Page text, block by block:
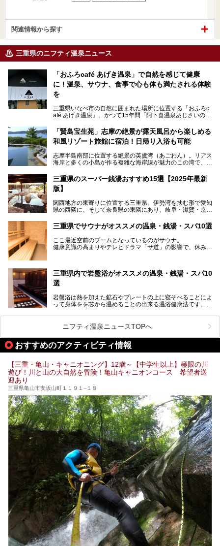
関連情報から探す
三重県のニフティ温泉ニュース
「おふろcafé あげき温泉」で自然を感じて健康
に！温泉、サウナ、食事で心も体も満たされる体験
を
三重県いなべ市の自然に囲まれた場所に位置する「おふろc
afé あげき温泉」。かつて15年間「阿下喜温泉あじさいの
泊が楽しめる施設として2024年4月に新しく生まれ変わりま
した！
ていた施設……。今回は、地元の方から観光客まで楽しめる
「おふろcafé あげき温泉」をじっくりご紹介していきま
「賢島宝生苑」志摩の絶景が露天風呂から楽しめる
和風リゾート旅館に宿泊！日帰り入浴も可能
志摩半島南部に位置する絶景の英虞湾（あごわん）。リアス
海岸と多くの小島が作る複雑な海岸線が魅力のこの湾で、最
らも英虞湾が一望できる人気の旅館「賢島宝生苑（かしこじ
まほうじょうえん）」をご紹介します。日帰り入浴もできま
すよ！
───
提供元：賢島宝生苑【PR】
三重県のスーパー銭湯おすすめ15選【2025年最新
版】
関西地方の東寄りに位置する三重県。伊勢湾を挟む形で愛知
県の西隣に、そして奈良県の東隣にあり、岐阜・滋賀・京
伊勢神宮を擁する伊勢志摩や、世界遺産に登録された熊野古
道をはじめ、鳥羽水族館、忍者の里・伊賀、鈴鹿サーキッ
ト、松坂牛に伊勢海老……と、観光＆グルメの宝庫です。
東からも西からも訪れやすい三重県には、ハイクオリティな
スーパー銭湯がたくさん！お風呂も食事もコスパもいい、お
三重県でサウナがオススメの温泉・銭湯・スパ10選
ここ最近空前のブームとなっているのがサウナ。
健康意識の高まりやテレビドラマ「サ道」の影響で、休みの
いサウナのある温泉や銭湯、スパをご紹介。
気軽に立ち寄れてリラックス効果の高いサウナで、日頃の疲
れをリフレッシュしませんか？
三重県内で岩盤浴がオススメの温泉・銭湯・スパ10
選
岩盤浴は熱を加えた鉱石やプレートの上に寝そべることによ
って身体をを芯から温めることの出来る温浴健康法です。じ
果だけではなく、代謝が高まり健康や美容にも良い影響が期
待できます。今回はそんな岩盤浴にこだわった、三重県内の
オススメ温泉・銭湯・スパ10ヶ所を紹介させていただきま
す。
ニフティ温泉ニュースTOPへ
おすすめのアクティビティ情報
【三重・亀山・キャニオニング】12歳～【中学生以上】極限の川
遊び！川と山の大自然を冒険！亀山キャニオンコース 希望者送
迎あり
三重県亀山市安坂山町１１９１−１８